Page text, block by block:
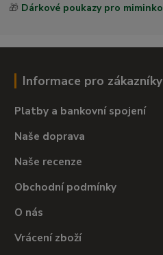
🎁 Dárkové poukazy pro miminko
Informace pro zákazníky
Platby a bankovní spojení
Naše doprava
Naše recenze
Obchodní podmínky
O nás
Vrácení zboží